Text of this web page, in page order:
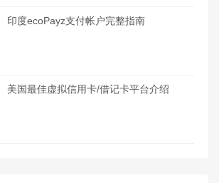
印度ecoPayz支付帐户完整指南
美国最佳虚拟信用卡/借记卡平台介绍